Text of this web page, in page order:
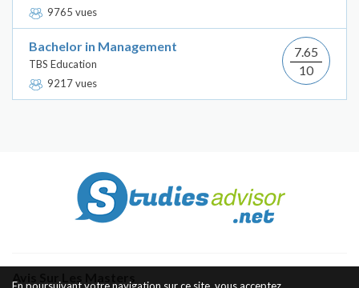
9765 vues
Bachelor in Management
TBS Education
9217 vues
7.65
10